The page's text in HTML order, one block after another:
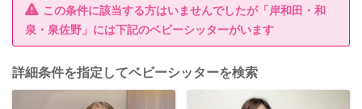
この条件に該当する方はいませんでしたが「岸和田・和
泉・泉佐野」には下記のベビーシッターがいます
詳細条件を指定してベビーシッターを検索